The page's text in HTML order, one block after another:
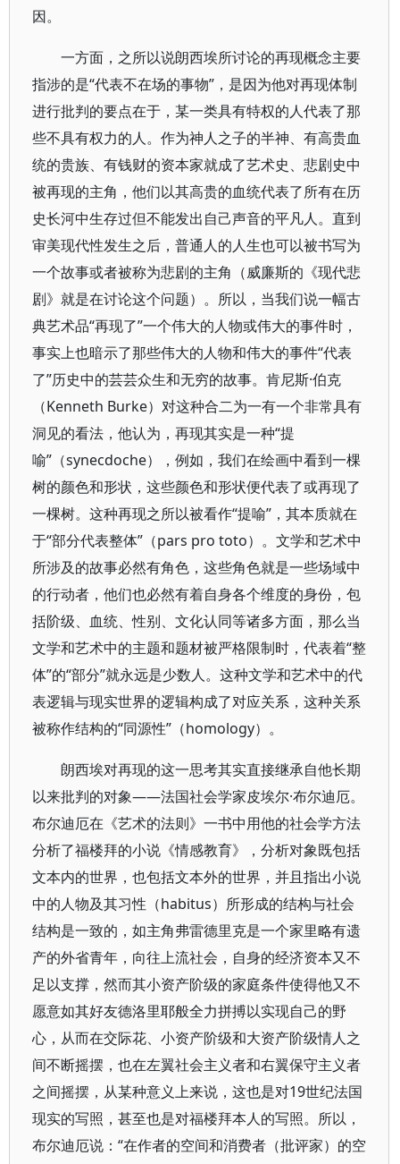
因。
一方面，之所以说朗西埃所讨论的再现概念主要
指涉的是“代表不在场的事物”，是因为他对再现体制
进行批判的要点在于，某一类具有特权的人代表了那
些不具有权力的人。作为神人之子的半神、有高贵血
统的贵族、有钱财的资本家就成了艺术史、悲剧史中
被再现的主角，他们以其高贵的血统代表了所有在历
史长河中生存过但不能发出自己声音的平凡人。直到
审美现代性发生之后，普通人的人生也可以被书写为
一个故事或者被称为悲剧的主角（威廉斯的《现代悲
剧》就是在讨论这个问题）。所以，当我们说一幅古
典艺术品“再现了”一个伟大的人物或伟大的事件时，
事实上也暗示了那些伟大的人物和伟大的事件“代表
了”历史中的芸芸众生和无穷的故事。肯尼斯·伯克
（Kenneth Burke）对这种合二为一有一个非常具有
洞见的看法，他认为，再现其实是一种“提
喻”（synecdoche），例如，我们在绘画中看到一棵
树的颜色和形状，这些颜色和形状便代表了或再现了
一棵树。这种再现之所以被看作“提喻”，其本质就在
于“部分代表整体”（pars pro toto）。文学和艺术中
所涉及的故事必然有角色，这些角色就是一些场域中
的行动者，他们也必然有着自身各个维度的身份，包
括阶级、血统、性别、文化认同等诸多方面，那么当
文学和艺术中的主题和题材被严格限制时，代表着“整
体”的“部分”就永远是少数人。这种文学和艺术中的代
表逻辑与现实世界的逻辑构成了对应关系，这种关系
被称作结构的“同源性”（homology）。
朗西埃对再现的这一思考其实直接继承自他长期
以来批判的对象——法国社会学家皮埃尔·布尔迪厄。
布尔迪厄在《艺术的法则》一书中用他的社会学方法
分析了福楼拜的小说《情感教育》，分析对象既包括
文本内的世界，也包括文本外的世界，并且指出小说
中的人物及其习性（habitus）所形成的结构与社会
结构是一致的，如主角弗雷德里克是一个家里略有遗
产的外省青年，向往上流社会，自身的经济资本又不
足以支撑，然而其小资产阶级的家庭条件使得他又不
愿意如其好友德洛里耶般全力拼搏以实现自己的野
心，从而在交际花、小资产阶级和大资产阶级情人之
间不断摇摆，也在左翼社会主义者和右翼保守主义者
之间摇摆，从某种意义上来说，这也是对19世纪法国
现实的写照，甚至也是对福楼拜本人的写照。所以，
布尔迪厄说：“在作者的空间和消费者（批评家）的空